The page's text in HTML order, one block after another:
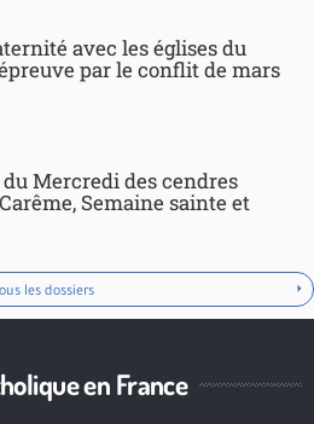
avec les églises du
par le conflit de mars
Mercredi des cendres
Semaine sainte et
les dossiers
en France